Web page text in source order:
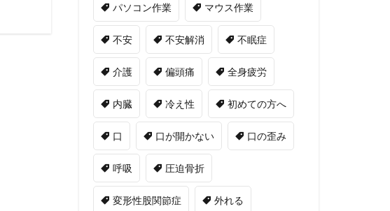
パソコン作業 マウス作業
不安 不安解消 不眠症
介護 偏頭痛 全身疲労
内臓 冷え性 初めての方へ
口 口が開かない 口の歪み
呼吸 圧迫骨折
変形性股関節症 外れる